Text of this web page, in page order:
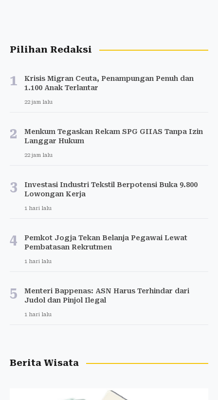
Pilihan Redaksi
1
Krisis Migran Ceuta, Penampungan Penuh dan
1.100 Anak Terlantar
22 jam lalu
2
Menkum Tegaskan Rekam SPG GIIAS Tanpa Izin
Langgar Hukum
22 jam lalu
3
Investasi Industri Tekstil Berpotensi Buka 9.800
Lowongan Kerja
1 hari lalu
4
Pemkot Jogja Tekan Belanja Pegawai Lewat
Pembatasan Rekrutmen
1 hari lalu
5
Menteri Bappenas: ASN Harus Terhindar dari
Judol dan Pinjol Ilegal
1 hari lalu
Berita Wisata